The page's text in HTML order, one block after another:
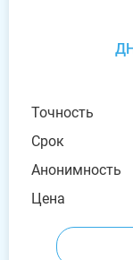
Точность
Срок
Анонимность
Цена